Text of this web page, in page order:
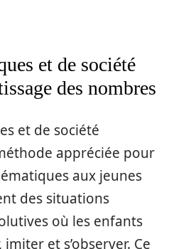
et de société
des nombres
et de société
appréciée pour
aux jeunes
des situations
où les enfants
et s’observer. Ce